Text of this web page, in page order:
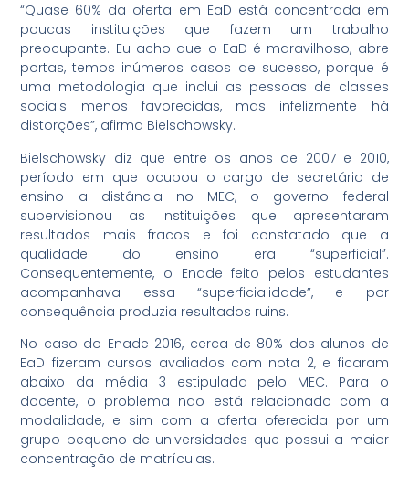
“Quase 60% da oferta em EaD está concentrada em
poucas instituições que fazem um trabalho
preocupante. Eu acho que o EaD é maravilhoso, abre
portas, temos inúmeros casos de sucesso, porque é
uma metodologia que inclui as pessoas de classes
sociais menos favorecidas, mas infelizmente há
distorções”, afirma Bielschowsky.
Bielschowsky diz que entre os anos de 2007 e 2010,
período em que ocupou o cargo de secretário de
ensino a distância no MEC, o governo federal
supervisionou as instituições que apresentaram
resultados mais fracos e foi constatado que a
qualidade do ensino era “superficial”.
Consequentemente, o Enade feito pelos estudantes
acompanhava essa “superficialidade”, e por
consequência produzia resultados ruins.
No caso do Enade 2016, cerca de 80% dos alunos de
EaD fizeram cursos avaliados com nota 2, e ficaram
abaixo da média 3 estipulada pelo MEC. Para o
docente, o problema não está relacionado com a
modalidade, e sim com a oferta oferecida por um
grupo pequeno de universidades que possui a maior
concentração de matrículas.